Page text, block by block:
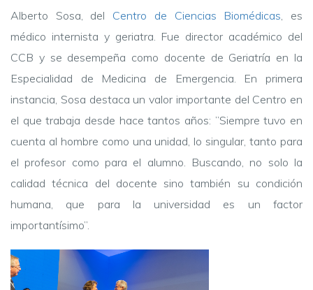
Alberto Sosa, del Centro de Ciencias Biomédicas, es
médico internista y geriatra. Fue director académico del
CCB y se desempeña como docente de Geriatría en la
Especialidad de Medicina de Emergencia. En primera
instancia, Sosa destaca un valor importante del Centro en
el que trabaja desde hace tantos años: ”Siempre tuvo en
cuenta al hombre como una unidad, lo singular, tanto para
el profesor como para el alumno. Buscando, no solo la
calidad técnica del docente sino también su condición
humana, que para la universidad es un factor
importantísimo”.